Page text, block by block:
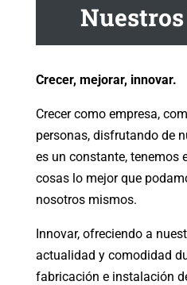
Crecer, mejorar, innovar.
Crecer como empresa,
personas, disfrutando de
es un constante, tenemos
cosas lo mejor que
nosotros mismos.
Innovar, ofreciendo a
actualidad y comodidad
fabricación e instalación